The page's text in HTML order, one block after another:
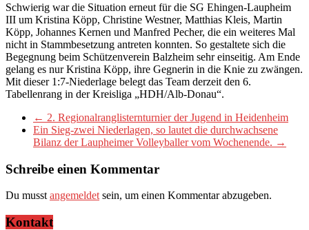
Schwierig war die Situation erneut für die SG Ehingen-Laupheim
III um Kristina Köpp, Christine Westner, Matthias Kleis, Martin
Köpp, Johannes Kernen und Manfred Pecher, die ein weiteres Mal
nicht in Stammbesetzung antreten konnten. So gestaltete sich die
Begegnung beim Schützenverein Balzheim sehr einseitig. Am Ende
gelang es nur Kristina Köpp, ihre Gegnerin in die Knie zu zwängen.
Mit dieser 1:7-Niederlage belegt das Team derzeit den 6.
Tabellenrang in der Kreisliga „HDH/Alb-Donau“.
← 2. Regionalranglisternturnier der Jugend in Heidenheim
Ein Sieg-zwei Niederlagen, so lautet die durchwachsene
Bilanz der Laupheimer Volleyballer vom Wochenende. →
Schreibe einen Kommentar
Du musst angemeldet sein, um einen Kommentar abzugeben.
Kontakt